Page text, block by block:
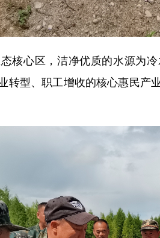
心区，洁净优质的水源为冷
转型、职工增收的核心惠民